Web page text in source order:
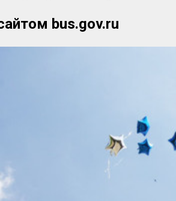
bus.gov.ru